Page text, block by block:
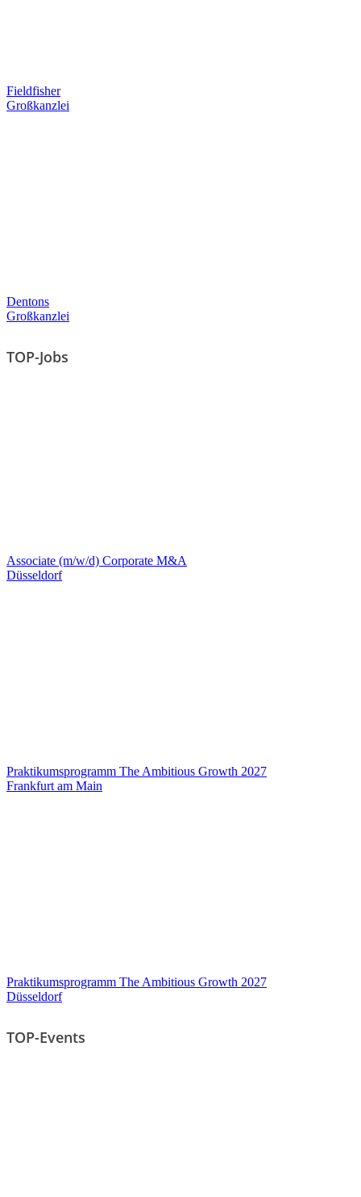
Fieldfisher
Großkanzlei
Dentons
Großkanzlei
TOP-Jobs
Associate (m/w/d) Corporate M&A
Düsseldorf
Praktikumsprogramm The Ambitious Growth 2027
Frankfurt am Main
Praktikumsprogramm The Ambitious Growth 2027
Düsseldorf
TOP-Events